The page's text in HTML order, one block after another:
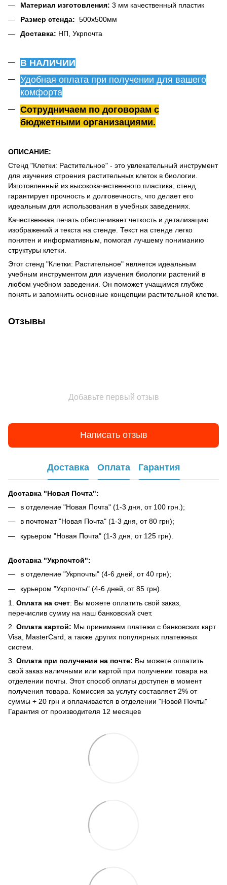
Материал изготовления: 3 мм качественный пластик
Размер стенда: 500х500мм
Доставка: НП, Укрпочта
В НАЛИЧИИ
Удобная оплата при получении для вашего
комфорта
Сотрудничаем по договорам с
бюджетными организациями.
ОПИСАНИЕ:
Стенд "Клетки: Растительное" - это увлекательный инструмент
для изучения строения растительных клеток в биологии.
Изготовленный из высококачественного пластика, стенд
гарантирует прочность и долговечность, что делает его
идеальным для использования в учебных заведениях.
Качественная печать обеспечивает четкость и детализацию
изображений и текста на стенде. Текст на стенде легко
понятен и информативным, помогая лучшему пониманию
структуры клетки.
Этот стенд "Клетки: Растительное" является идеальным
учебным инструментом для изучения биологии растений в
любом учебном заведении. Он поможет учащимся глубже
понять и запомнить основные концепции растительной клетки.
Отзывы
Добавьте первый отзыв
Написать отзыв
Доставка Оплата Гарантия
Доставка "Новая Почта":
в отделение "Новая Почта" (1-3 дня, от 100 грн.);
в почтомат "Новая Почта" (1-3 дня, от 80 грн);
курьером "Новая Почта" (1-3 дня, от 125 грн).
Доставка "Укрпочтой":
в отделение "Укрпочты" (4-6 дней, от 40 грн);
курьером "Укрпочты" (4-6 дней, от 85 грн).
1. Оплата на счет: Вы можете оплатить свой заказ,
перечислив сумму на наш банковский счет.
2. Оплата картой: Мы принимаем платежи с банковских карт
Visa, MasterCard, а также других популярных платежных
систем.
3. Оплата при получении на почте: Вы можете оплатить
свой заказ наличными или картой при получении товара на
отделении почты. Этот способ оплаты доступен в момент
получения товара. Комиссия за услугу составляет 2% от
суммы + 20 грн и оплачивается в отделении "Новой Почты"
Гарантия от производителя 12 месяцев